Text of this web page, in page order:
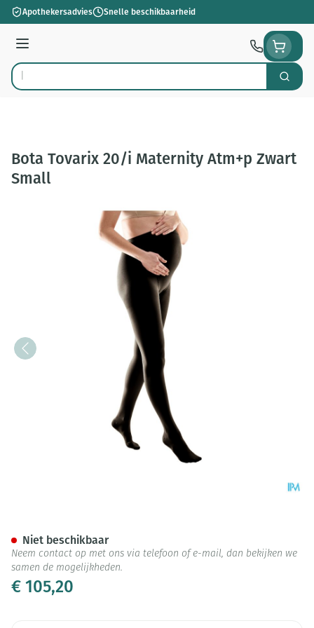
Ga naar de inhoud
Apothekersadvies Snelle beschikbaarheid
Menu
Product, merk, categorie... Zoek
Bota Tovarix 20/i Maternity Atm+p Zwart
Small
€ 105,20
Niet beschikbaar
Neem contact op met ons via telefoon of e-mail, dan bekijken we
samen de mogelijkheden.